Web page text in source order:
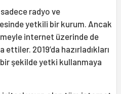
sadece radyo ve
yetkili bir kurum. Ancak
internet üzerinde de
2019’da hazırladıkları
şekilde yetki kullanmaya